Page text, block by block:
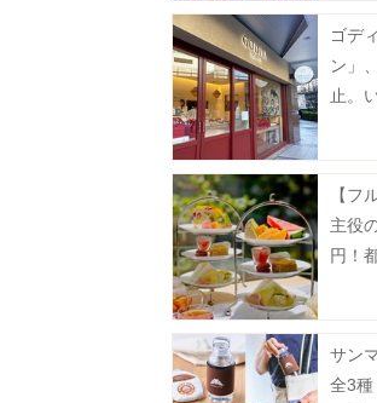
ゴデ
ン」
止。
【フ
主役
円！
サン
全3